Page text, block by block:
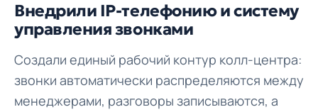
Внедрили IP-телефонию и систему
управления звонками
Создали единый рабочий контур колл-центра:
звонки автоматически распределяются между
менеджерами, разговоры записываются, а